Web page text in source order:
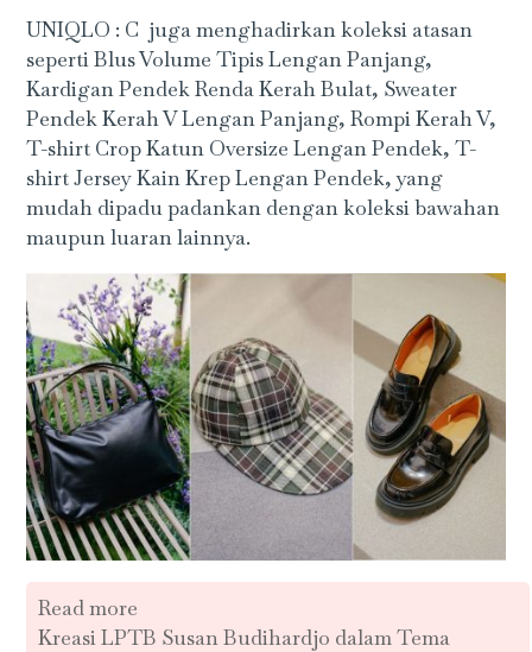
UNIQLO : C juga menghadirkan koleksi atasan
seperti Blus Volume Tipis Lengan Panjang,
Kardigan Pendek Renda Kerah Bulat, Sweater
Pendek Kerah V Lengan Panjang, Rompi Kerah V,
T-shirt Crop Katun Oversize Lengan Pendek, T-
shirt Jersey Kain Krep Lengan Pendek, yang
mudah dipadu padankan dengan koleksi bawahan
maupun luaran lainnya.
Read more
Kreasi LPTB Susan Budihardjo dalam Tema